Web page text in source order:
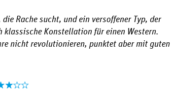
Rache sucht, und ein versoffener Typ, der
klassische Konstellation für einen Western.
nicht revolutionieren, punktet aber mit guten